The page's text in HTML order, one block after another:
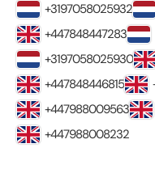
+3197058025932
+447848447283
+3197058025930
+447848446815
+447988009563
+447988008232